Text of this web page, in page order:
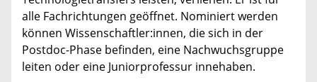
alle Fachrichtungen geöffnet. Nominiert werden
können Wissenschaftler:innen, die sich in der
Postdoc-Phase befinden, eine Nachwuchsgruppe
leiten oder eine Juniorprofessur innehaben.